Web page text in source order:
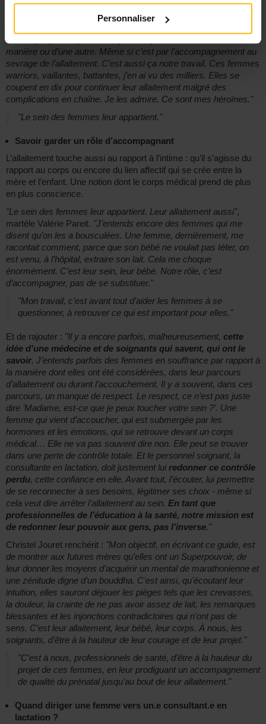
Personnaliser
"Quel que soit le problème, il y a des solutions adaptées à chaque
, rassure Christel Jouret."Avant tout, la solution apportée doit
vie. Il n’y a pas de problème qu’on ne puisse résoudre d’une
manière ou d’une autre. Même si c’est par l’accompagnement au
sevrage de l’allaitement. C’est aussi ça notre travail. Ces femmes
warriors, vaillantes, battantes, j’en ai vu des milliers. Elles se
coupent en dix pour continuer leur allaitement malgré des
complications en chaîne. Je les admire. Ce sont mes héroïnes."
"Le sein des femmes leur appartient."
Savoir garder un rôle d’accompagnant
L’allaitement touche aussi au rapport à l’intime : qu’il s’agisse du
rapport au corps ou encore du lien affectif qui se crée entre la
mère et l’enfant. Une notion dont le corps médical prend de plus
en plus conscience.
"Le sein des femmes leur appartient. Leur allaitement aussi",
martèle Valérie Pareit. "J’entends encore des femmes qui me
disent qu’on les a bousculées. Une femme, dernièrement, me
racontait comment, parce que son bébé ne voulait pas téter, on
est venu, à l’hôpital, extraire son lait. Cela me choque
énormément. C’est leur sein, leur bébé. Notre rôle, c’est
d’accompagner, pas de se substituer."
"Mon travail, c’est avant tout d’aider les femmes à se
questionner, à retrouver ce qui est important pour elles."
Et de rajouter : "Il y a encore parfois, malheureusement, cette
idée d’une médecine et de soignants qui savent, qui ont le
savoir. J’entends parfois des femmes en souffrance par rapport à
la manière dont elles ont été considérées, dans leur parcours
d’allaitement ou durant l’accouchement. Il y a souvent, dans ces
parcours, un manque de respect. Le respect, ce n’est pas juste
dire ’Madame, est-ce que je peux toucher votre sein ?’. Une
femme qui vient d’accoucher, qui est submergée par les
hormones et les émotions, qui se retrouve devant un corps
médical… Elle ne va pas souvent dire non. Elle peut se trouver
dans une perte de contrôle totale. Et le personnel soignant, la
consultante en lactation, doit justement luiredonner ce contrôle
perdu, cette confiance en elle. Avant tout, l’écouter, lui permettre
de se reconnecter à ses besoins, légitimer ses choix - même si
cela veut dire arrêter l’allaitement au sein. En tant que
professionnelles de l’éducation à la santé, notre mission est
de redonner leur pouvoir aux gens, pas l’inverse."
Christel Jouret renchérit : "Mon objectif, en écrivant ce guide, est
de montrer aux futures mères qu’elles ont un Superpouvoir, de
leur donner les moyens d’acquérir un mental de marathonienne et
une zénitude digne d’un bouddha. C’est ainsi, qu’écoutant leur
intuition, elles sauront déjouer les pièges tels que les crevasses,
la douleur, la crainte de ne pas avoir assez de lait, les remarques
blessantes et les injonctions contradictoires qui n’ont pas de
sens. C’est leur allaitement, leur bébé, leur corps. À nous, les
soignants, d’être à la hauteur de leur courage et de leur projet."
"C’est à nous, professionnels de santé, d’être à la hauteur du
projet de ces femmes, en leur prodiguant un accompagnement
de qualité du prénatal jusqu’au bout de leur allaitement."
Quand diriger une femme vers un.e consultant.e en
lactation ?